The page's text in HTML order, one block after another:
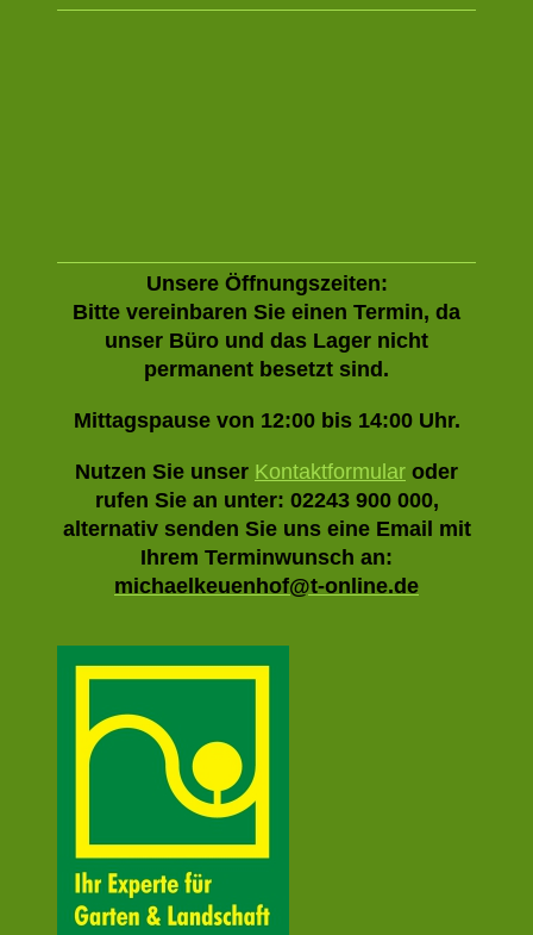
Unsere Öffnungszeiten:
Bitte vereinbaren Sie einen Termin, da
unser Büro und das Lager nicht
permanent besetzt sind.
Mittagspause von 12:00 bis 14:00 Uhr.
Nutzen Sie unser Kontaktformular oder
rufen Sie an unter: 02243 900 000,
alternativ senden Sie uns eine Email mit
Ihrem Terminwunsch an:
michaelkeuenhof@t-online.de